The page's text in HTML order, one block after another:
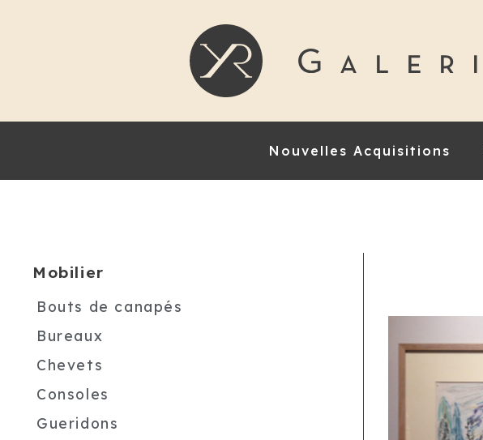
Nouvelles Acquisitions
Mobilier
Bouts de canapés
Bureaux
Chevets
Consoles
Gueridons